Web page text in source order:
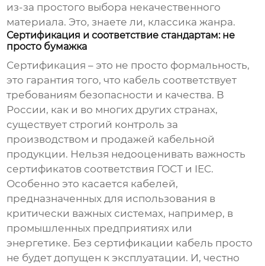
из-за простого выбора некачественного
материала. Это, знаете ли, классика жанра.
Сертификация и соответствие стандартам: не
просто бумажка
Сертификация – это не просто формальность,
это гарантия того, что кабель соответствует
требованиям безопасности и качества. В
России, как и во многих других странах,
существует строгий контроль за
производством и продажей кабельной
продукции. Нельзя недооценивать важность
сертификатов соответствия ГОСТ и IEC.
Особенно это касается кабелей,
предназначенных для использования в
критически важных системах, например, в
промышленных предприятиях или
энергетике. Без сертификации кабель просто
не будет допущен к эксплуатации. И, честно